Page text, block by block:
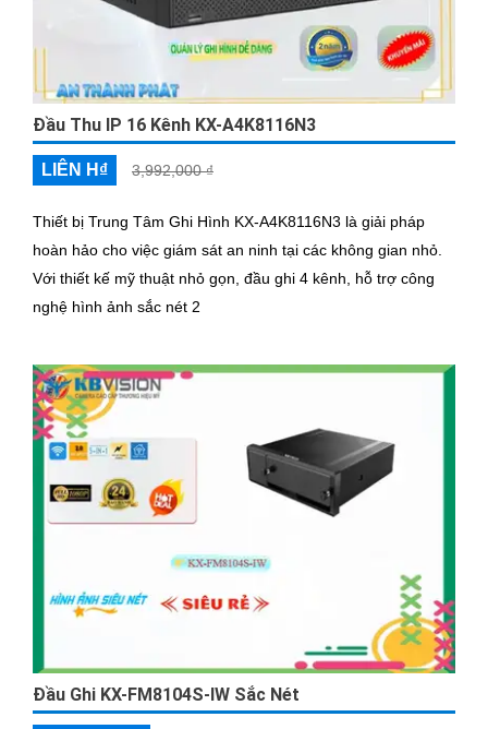
Đầu Thu IP 16 Kênh KX-A4K8116N3
LIÊN H₫ 3,992,000 ₫
Thiết bị Trung Tâm Ghi Hình KX-A4K8116N3 là giải pháp
hoàn hảo cho việc giám sát an ninh tại các không gian nhỏ.
Với thiết kế mỹ thuật nhỏ gọn, đầu ghi 4 kênh, hỗ trợ công
nghệ hình ảnh sắc nét 2
Đầu Ghi KX-FM8104S-IW Sắc Nét